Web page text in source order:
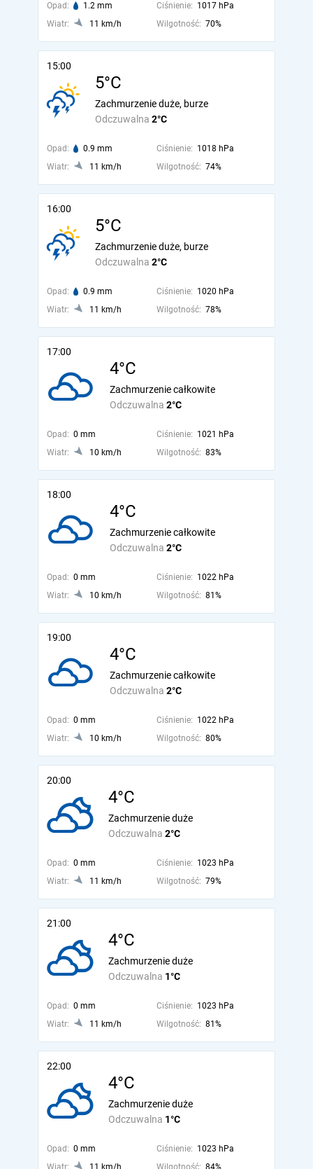
Opad: 1.2 mm Ciśnienie: 1017 hPa
Wiatr:
11 km/h Wilgotność: 70%
15:00
5°C
Odczuwalna 2°C
Zachmurzenie duże, burze
Opad: 0.9 mm Ciśnienie: 1018 hPa
Wiatr:
11 km/h Wilgotność: 74%
16:00
5°C
Odczuwalna 2°C
Zachmurzenie duże, burze
Opad: 0.9 mm Ciśnienie: 1020 hPa
Wiatr:
11 km/h Wilgotność: 78%
17:00
4°C
Odczuwalna 2°C
Zachmurzenie całkowite
Opad: 0 mm Ciśnienie: 1021 hPa
Wiatr:
10 km/h Wilgotność: 83%
18:00
4°C
Odczuwalna 2°C
Zachmurzenie całkowite
Opad: 0 mm Ciśnienie: 1022 hPa
Wiatr:
10 km/h Wilgotność: 81%
19:00
4°C
Odczuwalna 2°C
Zachmurzenie całkowite
Opad: 0 mm Ciśnienie: 1022 hPa
Wiatr:
10 km/h Wilgotność: 80%
20:00
4°C
Odczuwalna 2°C
Zachmurzenie duże
Opad: 0 mm Ciśnienie: 1023 hPa
Wiatr:
11 km/h Wilgotność: 79%
21:00
4°C
Odczuwalna 1°C
Zachmurzenie duże
Opad: 0 mm Ciśnienie: 1023 hPa
Wiatr:
11 km/h Wilgotność: 81%
22:00
4°C
Odczuwalna 1°C
Zachmurzenie duże
Opad: 0 mm Ciśnienie: 1023 hPa
Wiatr:
11 km/h Wilgotność: 84%